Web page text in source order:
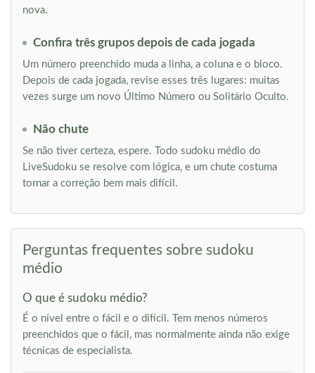
nova.
Confira três grupos depois de cada jogada
Um número preenchido muda a linha, a coluna e o bloco.
Depois de cada jogada, revise esses três lugares: muitas
vezes surge um novo Último Número ou Solitário Oculto.
Não chute
Se não tiver certeza, espere. Todo sudoku médio do
LiveSudoku se resolve com lógica, e um chute costuma
tornar a correção bem mais difícil.
Perguntas frequentes sobre sudoku
médio
O que é sudoku médio?
É o nível entre o fácil e o difícil. Tem menos números
preenchidos que o fácil, mas normalmente ainda não exige
técnicas de especialista.